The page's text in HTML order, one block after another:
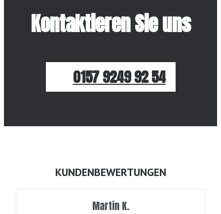
Kontaktieren Sie uns
0157 9249 92 54
KUNDENBEWERTUNGEN
Martin K.